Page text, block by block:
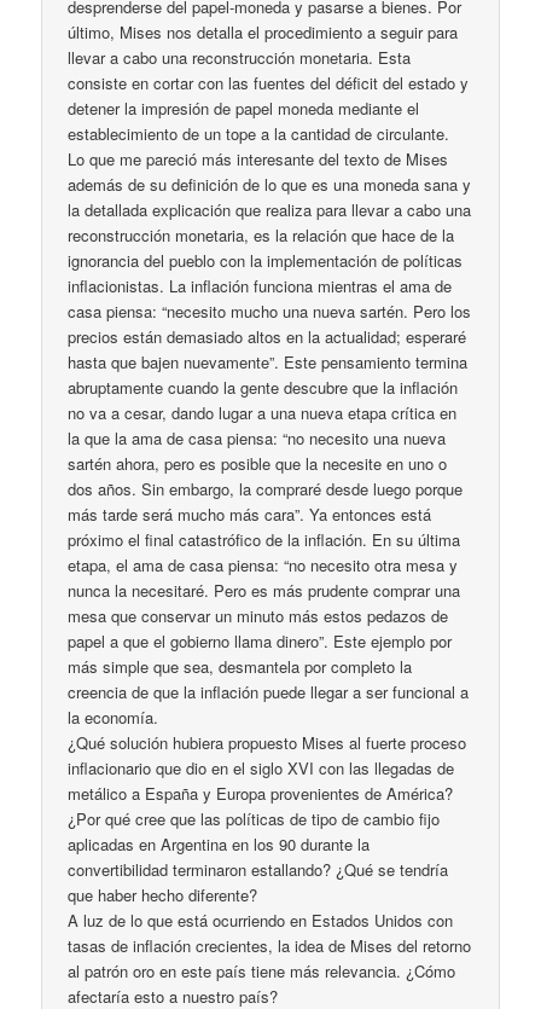
desprenderse del papel-moneda y pasarse a bienes. Por
último, Mises nos detalla el procedimiento a seguir para
llevar a cabo una reconstrucción monetaria. Esta
consiste en cortar con las fuentes del déficit del estado y
detener la impresión de papel moneda mediante el
establecimiento de un tope a la cantidad de circulante.
Lo que me pareció más interesante del texto de Mises
además de su definición de lo que es una moneda sana y
la detallada explicación que realiza para llevar a cabo una
reconstrucción monetaria, es la relación que hace de la
ignorancia del pueblo con la implementación de políticas
inflacionistas. La inflación funciona mientras el ama de
casa piensa: “necesito mucho una nueva sartén. Pero los
precios están demasiado altos en la actualidad; esperaré
hasta que bajen nuevamente”. Este pensamiento termina
abruptamente cuando la gente descubre que la inflación
no va a cesar, dando lugar a una nueva etapa crítica en
la que la ama de casa piensa: “no necesito una nueva
sartén ahora, pero es posible que la necesite en uno o
dos años. Sin embargo, la compraré desde luego porque
más tarde será mucho más cara”. Ya entonces está
próximo el final catastrófico de la inflación. En su última
etapa, el ama de casa piensa: “no necesito otra mesa y
nunca la necesitaré. Pero es más prudente comprar una
mesa que conservar un minuto más estos pedazos de
papel a que el gobierno llama dinero”. Este ejemplo por
más simple que sea, desmantela por completo la
creencia de que la inflación puede llegar a ser funcional a
la economía.
¿Qué solución hubiera propuesto Mises al fuerte proceso
inflacionario que dio en el siglo XVI con las llegadas de
metálico a España y Europa provenientes de América?
¿Por qué cree que las políticas de tipo de cambio fijo
aplicadas en Argentina en los 90 durante la
convertibilidad terminaron estallando? ¿Qué se tendría
que haber hecho diferente?
A luz de lo que está ocurriendo en Estados Unidos con
tasas de inflación crecientes, la idea de Mises del retorno
al patrón oro en este país tiene más relevancia. ¿Cómo
afectaría esto a nuestro país?